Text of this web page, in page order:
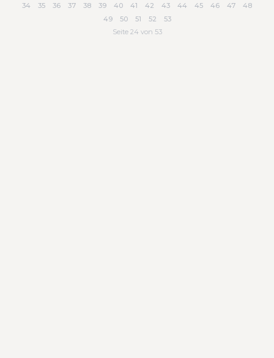
34 35 36 37 38 39 40 41 42 43 44 45 46 47
48
49
50 51 52
53
Seite 24 von 53